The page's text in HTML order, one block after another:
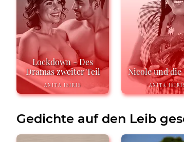
Lockdown - Des
Dramas zweiter Teil
ANITA ISIRIS
Nicole und die
ANITA
Gedichte auf den Leib